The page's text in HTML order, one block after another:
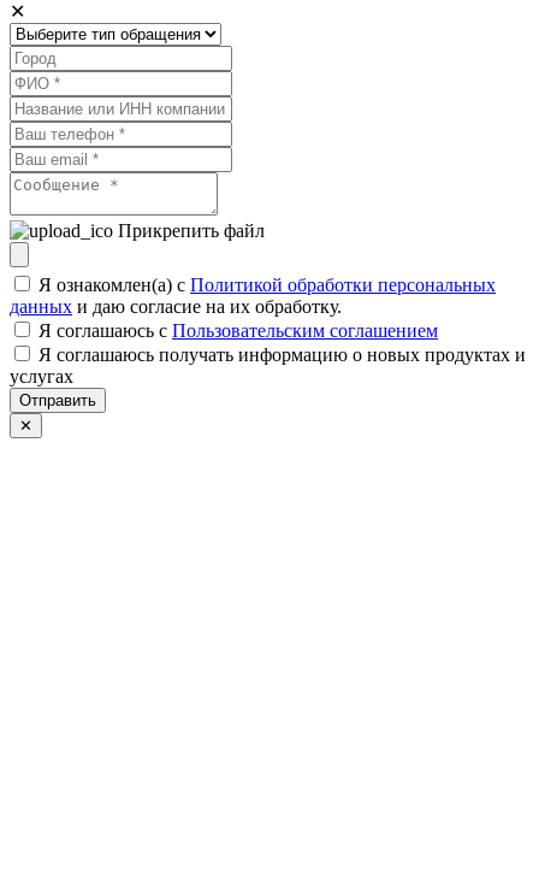
✕
Прикрепить файл
Я ознакомлен(а) с Политикой обработки персональных
данных и даю согласие на их обработку.
Я соглашаюсь c Пользовательским соглашением
Я соглашаюсь получать информацию о новых продуктах и
услугах
Отправить
✕